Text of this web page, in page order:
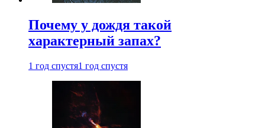
Почему у дождя такой
характерный запах?
1 год спустя1 год спустя